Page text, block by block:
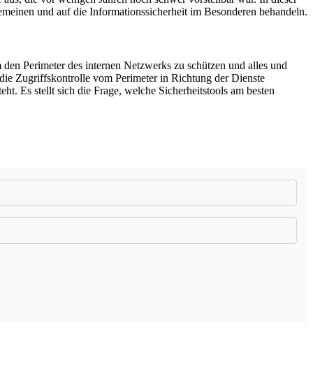
und auf die Informationssicherheit im Besonderen behandeln.
Perimeter des internen Netzwerks zu schützen und alles und
Zugriffskontrolle vom Perimeter in Richtung der Dienste
Es stellt sich die Frage, welche Sicherheitstools am besten